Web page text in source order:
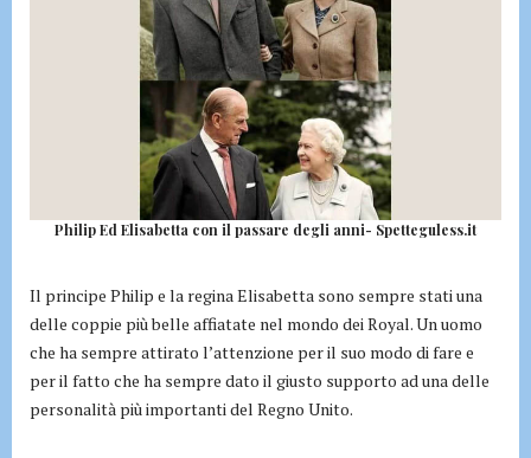
Philip Ed Elisabetta con il passare degli anni- Spetteguless.it
Il principe Philip e la regina Elisabetta sono sempre stati una
delle coppie più belle affiatate nel mondo dei Royal. Un uomo
che ha sempre attirato l’attenzione per il suo modo di fare e
per il fatto che ha sempre dato il giusto supporto ad una delle
personalità più importanti del Regno Unito.